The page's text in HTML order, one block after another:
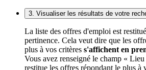
3. Visualiser les résultats de votre
La liste des offres d'emploi est
pertinence. Cela veut dire que les
plus à vos critères s'affichent en
Vous avez renseigné le champ «
restitue les offres répondant le plus à